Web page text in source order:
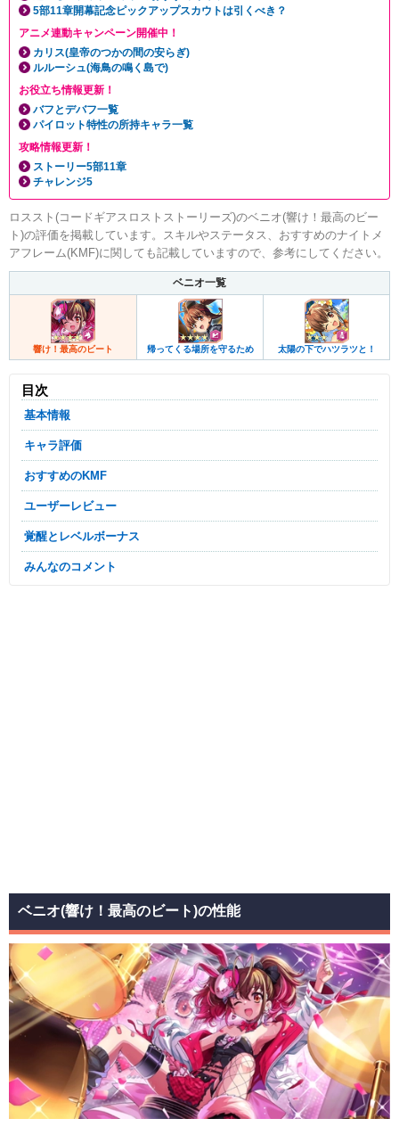
5部11章開幕記念ピックアップスカウトは引くべき？
アニメ連動キャンペーン開催中！
カリス(皇帝のつかの間の安らぎ)
ルルーシュ(海鳥の鳴く島で)
お役立ち情報更新！
バフとデバフ一覧
パイロット特性の所持キャラ一覧
攻略情報更新！
ストーリー5部11章
チャレンジ5
ロススト(コードギアスロストストーリーズ)のベニオ(響け！最高のビー
ト)の評価を掲載しています。スキルやステータス、おすすめのナイトメ
アフレーム(KMF)に関しても記載していますので、参考にしてください。
ベニオ一覧
響け！最高のビート 帰ってくる場所を守るため 太陽の下でハツラツと！
目次
基本情報
キャラ評価
おすすめのKMF
ユーザーレビュー
覚醒とレベルボーナス
みんなのコメント
ベニオ(響け！最高のビート)の性能